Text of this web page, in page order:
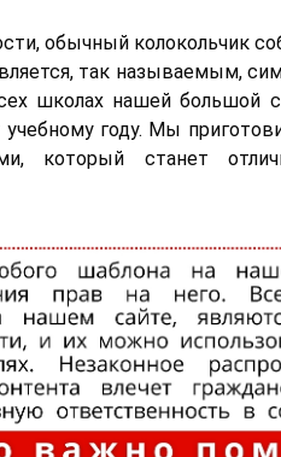
обычный колокольчик
так называемым,
школах нашей большой
году. Мы
который станет